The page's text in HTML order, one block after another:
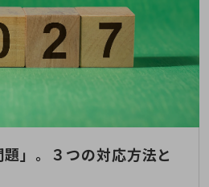
題」。３つの対応方法と